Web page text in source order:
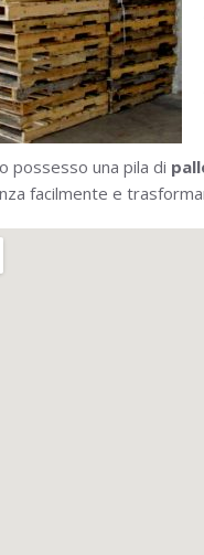
possesso una pila di
facilmente e